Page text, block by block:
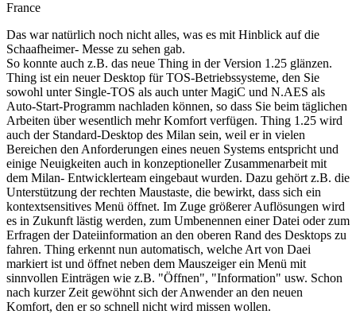
France
Das war natürlich noch nicht alles, was es mit Hinblick auf die
Schaafheimer- Messe zu sehen gab.
So konnte auch z.B. das neue Thing in der Version 1.25 glänzen.
Thing ist ein neuer Desktop für TOS-Betriebssysteme, den Sie
sowohl unter Single-TOS als auch unter MagiC und N.AES als
Auto-Start-Programm nachladen können, so dass Sie beim täglichen
Arbeiten über wesentlich mehr Komfort verfügen. Thing 1.25 wird
auch der Standard-Desktop des Milan sein, weil er in vielen
Bereichen den Anforderungen eines neuen Systems entspricht und
einige Neuigkeiten auch in konzeptioneller Zusammenarbeit mit
dem Milan- Entwicklerteam eingebaut wurden. Dazu gehört z.B. die
Unterstützung der rechten Maustaste, die bewirkt, dass sich ein
kontextsensitives Menü öffnet. Im Zuge größerer Auflösungen wird
es in Zukunft lästig werden, zum Umbenennen einer Datei oder zum
Erfragen der Dateiinformation an den oberen Rand des Desktops zu
fahren. Thing erkennt nun automatisch, welche Art von Daei
markiert ist und öffnet neben dem Mauszeiger ein Menü mit
sinnvollen Einträgen wie z.B. "Öffnen", "Information" usw. Schon
nach kurzer Zeit gewöhnt sich der Anwender an den neuen
Komfort, den er so schnell nicht wird missen wollen.